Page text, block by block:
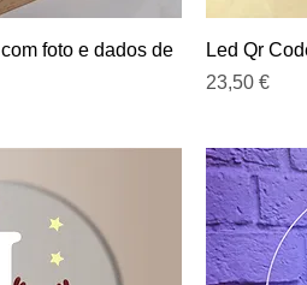
rápida
foto e dados de
Led Qr
Preço
23,50 €